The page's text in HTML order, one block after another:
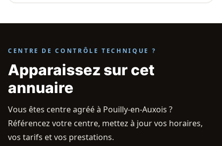
CENTRE DE CONTRÔLE TECHNIQUE ?
Apparaissez sur cet
annuaire
Vous êtes centre agréé à Pouilly-en-Auxois ?
Référencez votre centre, mettez à jour vos horaires,
vos tarifs et vos prestations.